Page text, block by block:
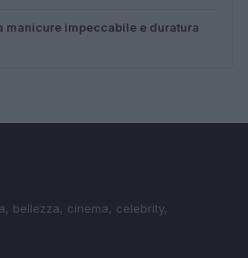
manicure impeccabile e duratura
bellezza, cinema, celebrity,